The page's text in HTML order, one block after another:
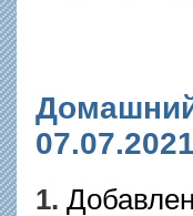
Домашний
1.